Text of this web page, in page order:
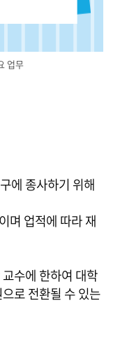
업무
에 종사하기 위해
며 업적에 따라 재
수에 한하여 대학
로 전환될 수 있는